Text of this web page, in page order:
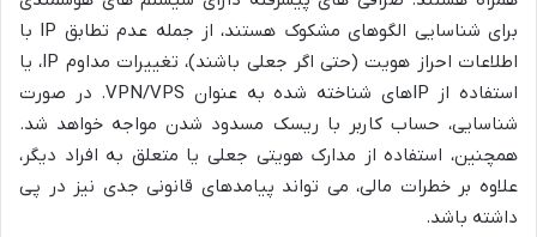
برای شناسایی الگوهای مشکوک هستند، از جمله عدم تطابق IP با
اطلاعات احراز هویت (حتی اگر جعلی باشند)، تغییرات مداوم IP، یا
استفاده از IPهای شناخته شده به عنوان VPN/VPS. در صورت
شناسایی، حساب کاربر با ریسک مسدود شدن مواجه خواهد شد.
همچنین، استفاده از مدارک هویتی جعلی یا متعلق به افراد دیگر،
علاوه بر خطرات مالی، می تواند پیامدهای قانونی جدی نیز در پی
داشته باشد.